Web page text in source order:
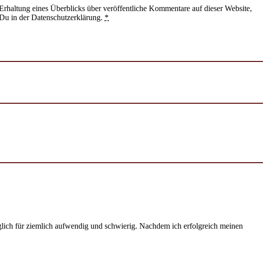
eines Überblicks über veröffentliche Kommentare auf dieser Website,
in der Datenschutzerklärung. *
für ziemlich aufwendig und schwierig. Nachdem ich erfolgreich meinen